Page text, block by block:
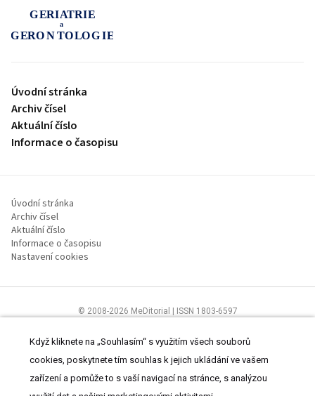
Úvodní stránka
Archiv čísel
Aktuální číslo
Informace o časopisu
Úvodní stránka
Archiv čísel
Aktuální číslo
Informace o časopisu
Nastavení cookies
© 2008-2026 MeDitorial | ISSN 1803-6597
zdravotnictví.Čtěte prohlášeníaZásady zpracování osobních údajů
Když kliknete na „Souhlasím“ s využitím všech souborů
cookies, poskytnete tím souhlas k jejich ukládání ve vašem
zařízení a pomůže to s vaší navigací na stránce, s analýzou